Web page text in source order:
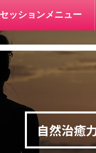
セッションメニュー
自然治癒